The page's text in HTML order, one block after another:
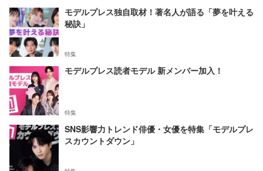
モデルプレス独自取材！著名人が語る「夢を叶える
秘訣」
特集
モデルプレス読者モデル 新メンバー加入！
特集
SNS影響力トレンド俳優・女優を特集「モデルプレ
スカウントダウン」